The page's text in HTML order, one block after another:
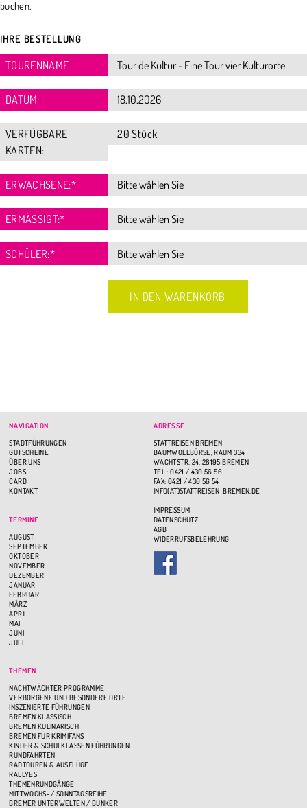
buchen.
IHRE BESTELLUNG
TOURENNAME
DATUM
VERFÜGBARE
KARTEN:
20 Stück
ERWACHSENE:*
ERMÄSSIGT:*
SCHÜLER:*
NAVIGATION
STADTFÜHRUNGEN
GUTSCHEINE
ÜBER UNS
JOBS
CARD
KONTAKT
TERMINE
AUGUST
SEPTEMBER
OKTOBER
NOVEMBER
DEZEMBER
JANUAR
FEBRUAR
MÄRZ
APRIL
MAI
JUNI
JULI
THEMEN
NACHTWÄCHTER PROGRAMME
VERBORGENE UND BESONDERE ORTE
INSZENIERTE FÜHRUNGEN
BREMEN KLASSISCH
BREMEN KULINARISCH
BREMEN FÜR KRIMIFANS
KINDER & SCHULKLASSEN FÜHRUNGEN
RUNDFAHRTEN
RADTOUREN & AUSFLÜGE
RALLYES
THEMENRUNDGÄNGE
MITTWOCHS- / SONNTAGSREIHE
BREMER UNTERWELTEN / BUNKER
ADRESSE
STATTREISEN BREMEN
BAUMWOLLBÖRSE, RAUM 334
WACHTSTR. 24, 28195 BREMEN
TEL.: 0421 / 430 56 56
FAX: 0421 / 430 56 54
INFO(AT)STATTREISEN-BREMEN.DE
IMPRESSUM
DATENSCHUTZ
AGB
WIDERRUFSBELEHRUNG